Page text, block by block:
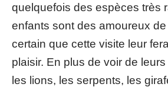
quelquefois des espèces très
enfants sont des amoureux
certain que cette visite leur
plaisir. En plus de voir de
les lions, les serpents, les